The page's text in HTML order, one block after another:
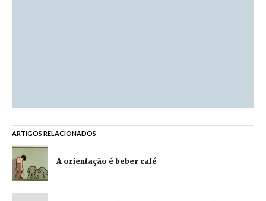
ARTIGOS RELACIONADOS
A orientação é beber café